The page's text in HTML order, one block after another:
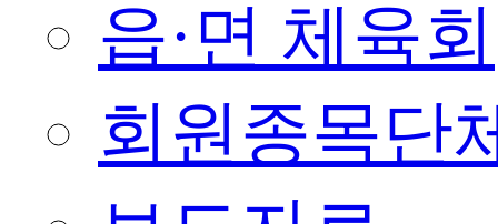
읍·면 체육회
회원종목단